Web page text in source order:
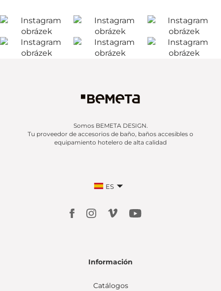
Somos BEMETA DESIGN.
Tu proveedor de accesorios de baño, baños accesibles o
equipamiento hotelero de alta calidad
ES
Información
Catálogos